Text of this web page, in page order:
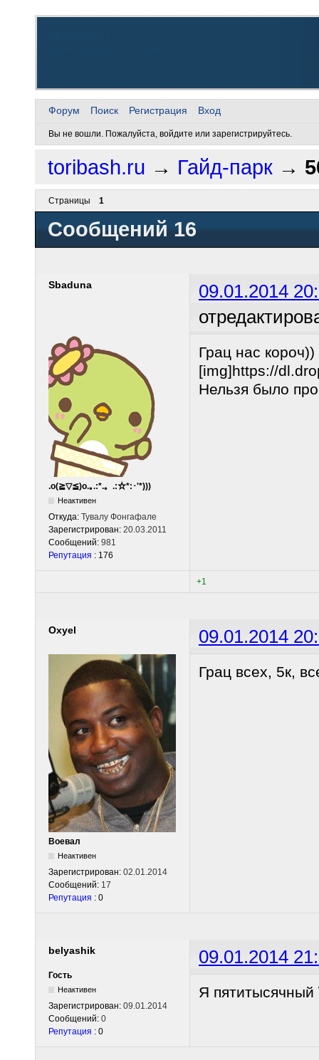
Форум Поиск Регистрация Вход
Вы не вошли. Пожалуйста, войдите или зарегистрируйтесь.
toribash.ru → Гайд-парк →
Страницы 1
Сообщений 16
Sbaduna
09.01.2014
.o(≧▽≦)o.｡.:*.。.:☆*:･'*)))
Неактивен
Откуда: Тувалу Фонгафале
Зарегистрирован: 20.03.2011
Сообщений: 981
Репутация : 176
Грац нас короч))
[img]https://
Нельзя было
+1
Oxyel 09.01.2014
Воевал
Неактивен
Зарегистрирован: 02.01.2014
Сообщений: 17
Репутация : 0
Грац всех, 5к,
belyashik 09.01.2014
Гость
Неактивен
Зарегистрирован: 09.01.2014
Сообщений: 0
Репутация : 0
Я пятитысячный